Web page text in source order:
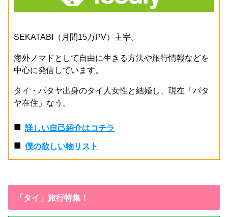
SEKATABI（月間15万PV）主宰。
海外ノマドとして自由に生きる方法や旅行情報などを
中心に発信しています。
タイ・パタヤ出身のタイ人女性と結婚し、現在「パタ
ヤ在住」なう。
■詳しい自己紹介はコチラ
■僕の欲しい物リスト
「タイ」旅行特集！